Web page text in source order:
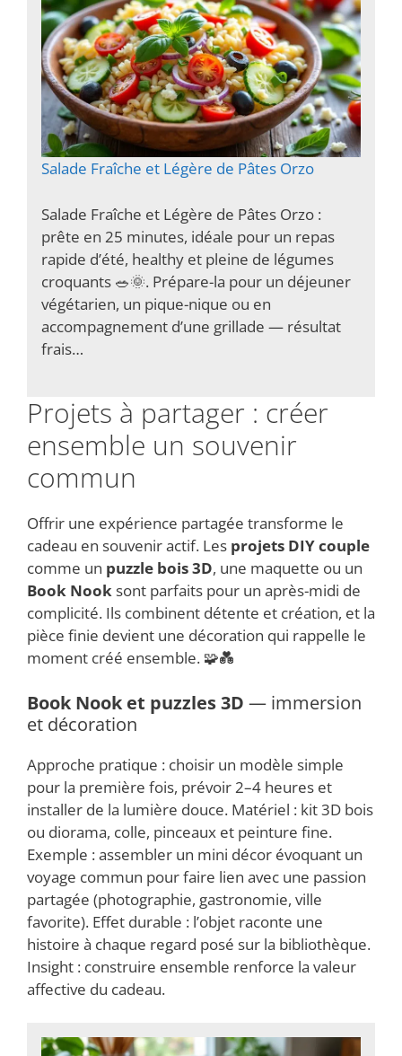
Salade Fraîche et Légère de Pâtes Orzo
Salade Fraîche et Légère de Pâtes Orzo :
prête en 25 minutes, idéale pour un repas
rapide d’été, healthy et pleine de légumes
croquants 🥗🌞. Prépare-la pour un déjeuner
végétarien, un pique-nique ou en
accompagnement d’une grillade — résultat
frais…
Projets à partager : créer
ensemble un souvenir
commun
Offrir une expérience partagée transforme le
cadeau en souvenir actif. Les projets DIY couple
comme un puzzle bois 3D, une maquette ou un
Book Nook sont parfaits pour un après-midi de
complicité. Ils combinent détente et création, et la
pièce finie devient une décoration qui rappelle le
moment créé ensemble. 🧩💑
Book Nook et puzzles 3D — immersion
et décoration
Approche pratique : choisir un modèle simple
pour la première fois, prévoir 2–4 heures et
installer de la lumière douce. Matériel : kit 3D bois
ou diorama, colle, pinceaux et peinture fine.
Exemple : assembler un mini décor évoquant un
voyage commun pour faire lien avec une passion
partagée (photographie, gastronomie, ville
favorite). Effet durable : l’objet raconte une
histoire à chaque regard posé sur la bibliothèque.
Insight : construire ensemble renforce la valeur
affective du cadeau.